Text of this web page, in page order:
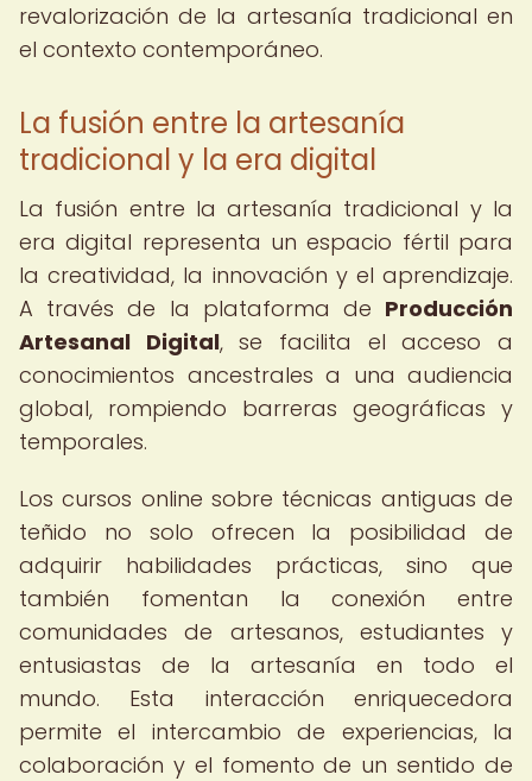
revalorización de la artesanía tradicional en
el contexto contemporáneo.
La fusión entre la artesanía
tradicional y la era digital
La fusión entre la artesanía tradicional y la
era digital representa un espacio fértil para
la creatividad, la innovación y el aprendizaje.
A través de la plataforma de Producción
Artesanal Digital, se facilita el acceso a
conocimientos ancestrales a una audiencia
global, rompiendo barreras geográficas y
temporales.
Los cursos online sobre técnicas antiguas de
teñido no solo ofrecen la posibilidad de
adquirir habilidades prácticas, sino que
también fomentan la conexión entre
comunidades de artesanos, estudiantes y
entusiastas de la artesanía en todo el
mundo. Esta interacción enriquecedora
permite el intercambio de experiencias, la
colaboración y el fomento de un sentido de